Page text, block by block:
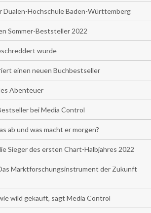
Dualen-Hochschule Baden-Württemberg
Sommer-Beststeller 2022
wurde
einen neuen Buchbestseller
Abenteuer
bei Media Control
ab und was macht er morgen?
Sieger des ersten Chart-Halbjahres 2022
Marktforschungsinstrument der Zukunft
wild gekauft, sagt Media Control